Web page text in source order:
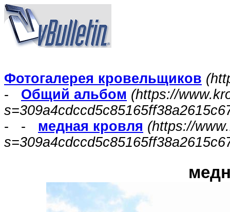
Фотогалерея кровельщиков
- Общий альбом (https://
- - медная кровля (https://